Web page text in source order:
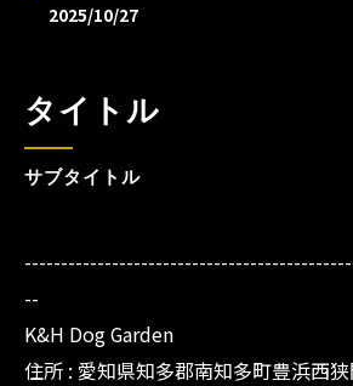
2025/10/27
タイトル
サブタイトル
--
K&H Dog Garden
住所 : 愛知県知多郡南知多町豊浜西